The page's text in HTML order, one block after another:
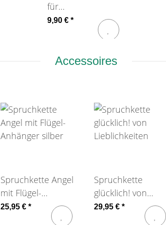
für
Buchstabenkette
oder Armband
9,90 € *
Accessoires
Spruchkette Angel
mit Flügel-
Anhänger silber
25,95 € *
Spruchkette
glücklich! von
Lieblichkeiten
29,95 € *